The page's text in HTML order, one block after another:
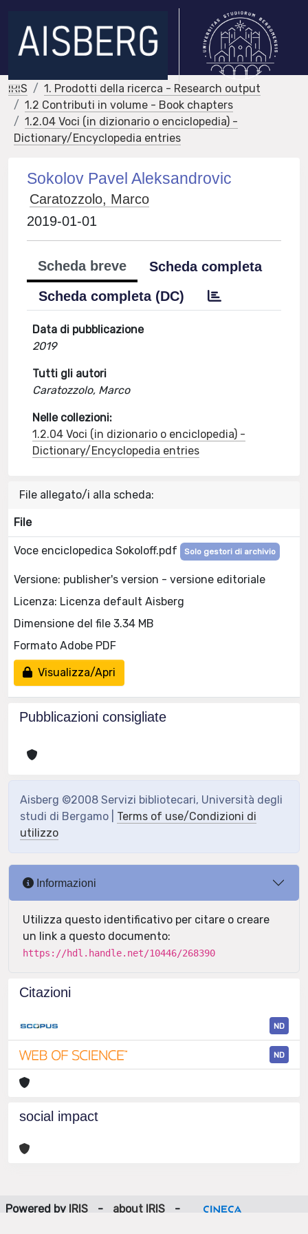
IRIS
1. Prodotti della ricerca - Research output
1.2 Contributi in volume - Book chapters
1.2.04 Voci (in dizionario o enciclopedia) -
Dictionary/Encyclopedia entries
Sokolov Pavel Aleksandrovic
Caratozzolo, Marco
2019-01-01
Scheda breve
Scheda completa
Scheda completa (DC)
Data di pubblicazione
2019
Tutti gli autori
Caratozzolo, Marco
Nelle collezioni:
1.2.04 Voci (in dizionario o enciclopedia) -
Dictionary/Encyclopedia entries
File allegato/i alla scheda:
File
Voce enciclopedica Sokoloff.pdf Solo gestori di archivio
Versione: publisher's version - versione editoriale
Licenza: Licenza default Aisberg
Dimensione del file 3.34 MB
Formato Adobe PDF
Visualizza/Apri
Pubblicazioni consigliate
Aisberg ©2008 Servizi bibliotecari, Università degli
studi di Bergamo | Terms of use/Condizioni di
utilizzo
Informazioni
Utilizza questo identificativo per citare o creare
un link a questo documento:
https://hdl.handle.net/10446/268390
Citazioni
ND
ND
social impact
Powered by IRIS - about IRIS
-